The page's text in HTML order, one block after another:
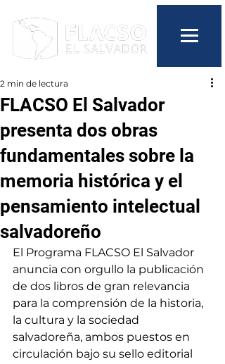
FLACSO El Salvador
presenta dos obras
fundamentales sobre la
memoria histórica y el
pensamiento intelectual
salvadoreño
2 min de lectura
El Programa FLACSO El Salvador
anuncia con orgullo la publicación
de dos libros de gran relevancia
para la comprensión de la historia,
la cultura y la sociedad
salvadoreña, ambos puestos en
circulación bajo su sello editorial